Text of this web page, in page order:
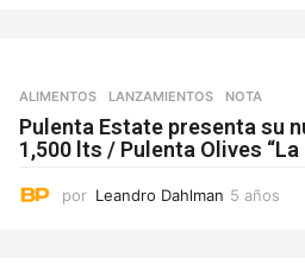
ALIMENTOS ,LANZAMIENTOS NOTA
Pulenta Estate presenta su
1,500 lts / Pulenta Olives “La
por Leandro Dahlman 5 años